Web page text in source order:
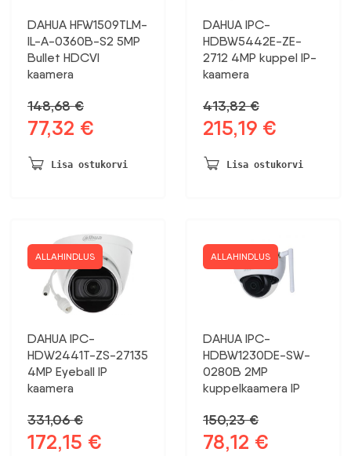
DAHUA HFW1509TLM-
IL-A-0360B-S2 5MP
Bullet HDCVI
kaamera
148,68€
Algne
oli:
77,32 €
on:
Lisa ostukorvi
DAHUA IPC-
HDBW5442E-ZE-
2712 4MP kuppel IP-
kaamera
413,82€
Algne
oli:
215,19 €
on:
Lisa ostukorvi
ALLAHINDLUS
DAHUA IPC-
HDW2441T-ZS-27135
4MP Eyeball IP
kaamera
331,06€
Algne
172,15 €
ALLAHINDLUS
DAHUA IPC-
HDBW1230DE-SW-
0280B 2MP
kuppelkaamera IP
150,23€
Algne
78,12 €